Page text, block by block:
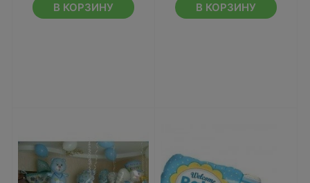
В КОРЗИНУ В КОРЗИНУ